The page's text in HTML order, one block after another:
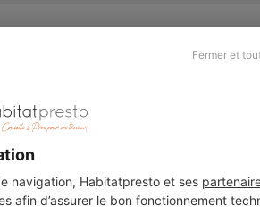
Fermer et
navigation, Habitatpresto et ses
afin d’assurer le bon fonctionnement
Légal
Charte cookies